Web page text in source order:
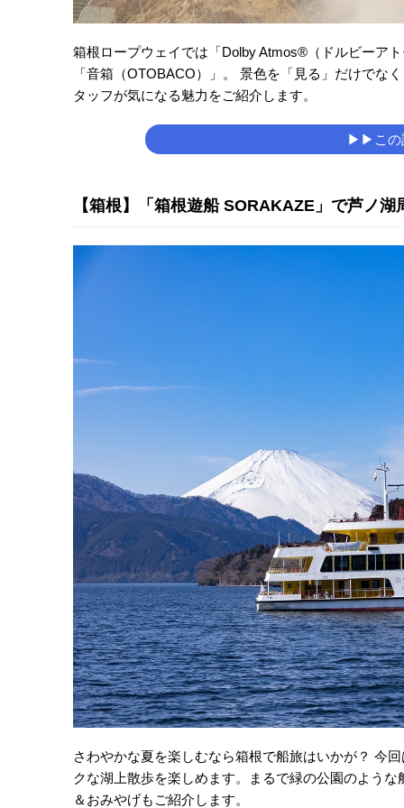
箱根ロープウェイでは「Dolby Atmos®（ドルビーア
「音箱（OTOBACO）」。 景色を「見る」だけでな
タッフが気になる魅力をご紹介します。
▶▶この
【箱根】「箱根遊船 SORAKAZE」で芦ノ
さわやかな夏を楽しむなら箱根で船旅はいかが？ 今
クな湖上散歩を楽しめます。まるで緑の公園のよう
＆おみやげもご紹介します。